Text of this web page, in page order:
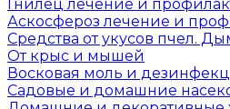
Гнилец лечение и
Аскосфероз лечение и
Средства от укусов пчел.
От крыс и мышей
Восковая моль и
Садовые и домашние